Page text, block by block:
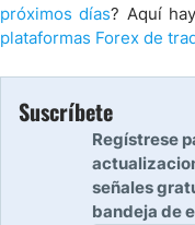
próximos días? Aquí
plataformas Forex de
Suscríbete
Regístrese
señales
bandeja de